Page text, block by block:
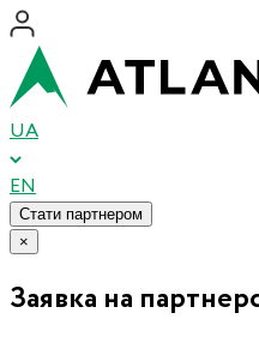
UA
EN
Стати партнером
×
Заявка на